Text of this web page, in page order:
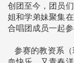
创团至今，团员
姐和学弟妹聚集
合唱团成员一起参
参赛的教资系